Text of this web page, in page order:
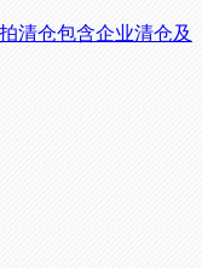
清仓包含企业清仓及